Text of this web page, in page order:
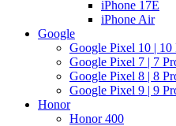
iPhone 17E
iPhone Air
Google
Google Pixel 10 | 10
Google Pixel 7 | 7
Google Pixel 8 | 8
Google Pixel 9 | 9
Honor
Honor 400